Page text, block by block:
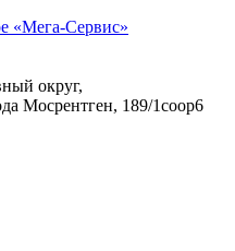
округ,
Мосрентген, 189/1соор6